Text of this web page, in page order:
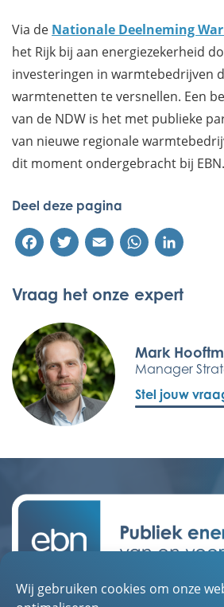
Wij gebruiken cookies om onze
Via de Nationale Deelneming
het Rijk bij aan energiezekerheid
investeringen in warmtebedrijven
warmtenetten te versnellen. Een
van de NDW is het met publieke
van nieuwe regionale
dit moment ondergebracht bij EBN.
Deel deze pagina
FacebookTwitterEmail WhatsApp
Vraag het onze expert
Mark
Manager
Stel jouw
Contact